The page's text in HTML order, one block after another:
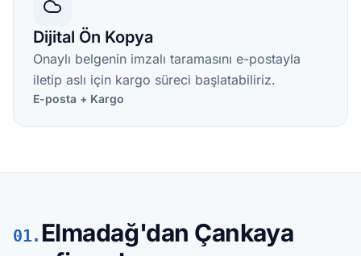
Dijital Ön Kopya
Onaylı belgenin imzalı taramasını e-postayla
iletip aslı için kargo süreci başlatabiliriz.
E-posta + Kargo
01. Elmadağ'dan Çankaya